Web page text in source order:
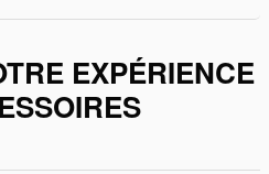
EXPÉRIENCE